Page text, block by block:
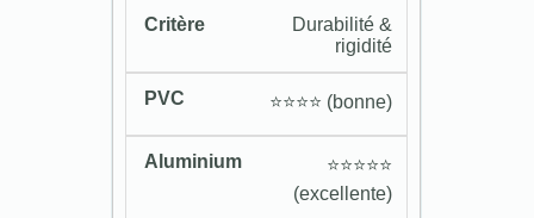
Durabilité &
rigidité
⭐️⭐️⭐️⭐️ (bonne)
⭐️⭐️⭐️⭐️⭐️
(excellente)